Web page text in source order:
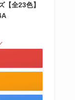
全23色】